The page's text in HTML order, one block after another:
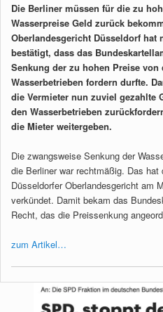
Die Berliner müssen für die zu
Wasserpreise Geld zurück
Oberlandesgericht Düsseldorf hat
bestätigt, dass das
Senkung der zu hohen Preise von
Wasserbetrieben fordern durfte.
die Vermieter nun zuviel gezahlte
den Wasserbetrieben
die Mieter weitergeben.
Die zwangsweise Senkung der
die Berliner war rechtmäßig. Das hat
Düsseldorfer Oberlandesgericht am
verkündet. Damit bekam das
Recht, das die Preissenkung
zum Artikel…